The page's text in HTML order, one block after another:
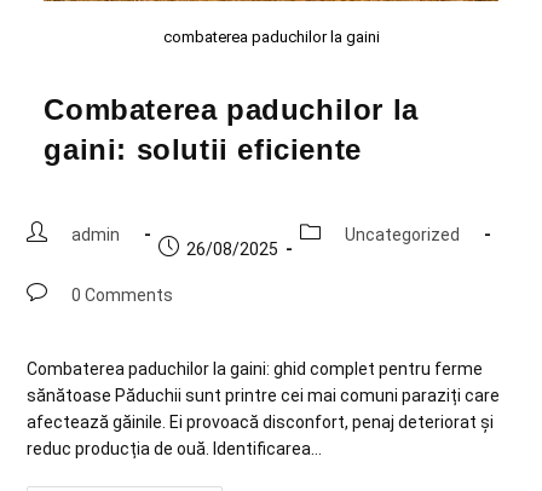
combaterea paduchilor la gaini
Combaterea paduchilor la
gaini: solutii eficiente
admin
26/08/2025
Uncategorized
0 Comments
Combaterea paduchilor la gaini: ghid complet pentru ferme
sănătoase Păduchii sunt printre cei mai comuni paraziți care
afectează găinile. Ei provoacă disconfort, penaj deteriorat și
reduc producția de ouă. Identificarea…